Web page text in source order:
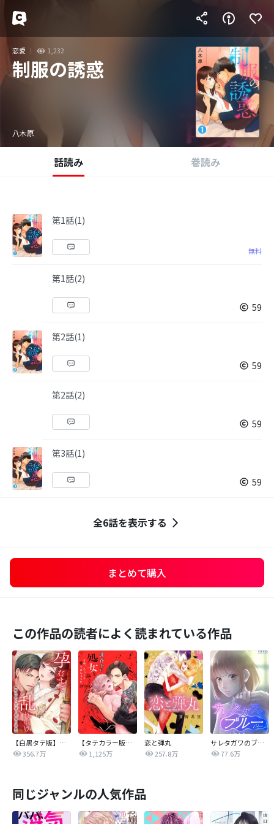
恋愛 1,232
制服の誘惑
八木原
話読み 巻読み
第1話(1)
無料
第1話(2)
59
第2話(1)
59
第2話(2)
59
第3話(1)
59
全6話を表示する
まとめて購入
この作品の読者によく読まれている作品
【白黒タテ版】孕むまで乱れいけ～身代わり花嫁と軍服の猛愛
356.7万
【タテカラー版】漣蒼士に処女を捧ぐ～さあ、じっくり愛でましょうか
1,125万
恋と弾丸
257.8万
サレタガワのブルー【タテヨミ】
77.6万
同じジャンルの人気作品